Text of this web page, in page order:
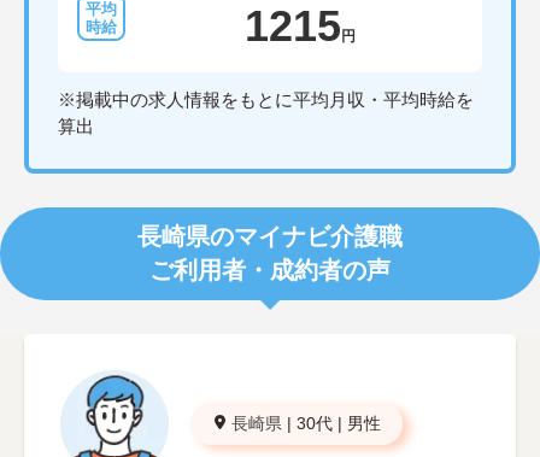
1215 円
※掲載中の求人情報をもとに平均月収・平均時給を
算出
長崎県のマイナビ介護職
ご利用者・成約者の声
長崎県 | 30代 | 男性